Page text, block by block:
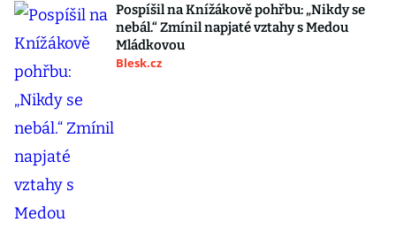
Pospíšil na Knížákově pohřbu: „Nikdy se
nebál.“ Zmínil napjaté vztahy s Medou
Mládkovou
Blesk.cz